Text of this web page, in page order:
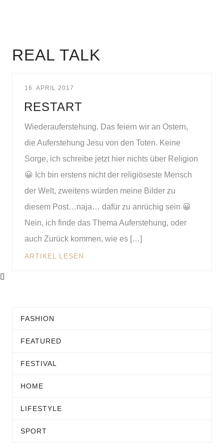
REAL TALK
16. APRIL 2017
RESTART
Wiederauferstehung. Das feiern wir an Ostern,
die Auferstehung Jesu von den Toten. Keine
Sorge, ich schreibe jetzt hier nichts über Religion
😀 Ich bin erstens nicht der religiöseste Mensch
der Welt, zweitens würden meine Bilder zu
diesem Post…naja… dafür zu anrüchig sein 😀
Nein, ich finde das Thema Auferstehung, oder
auch Zurück kommen, wie es […]
ARTIKEL LESEN
FASHION
FEATURED
FESTIVAL
HOME
LIFESTYLE
SPORT